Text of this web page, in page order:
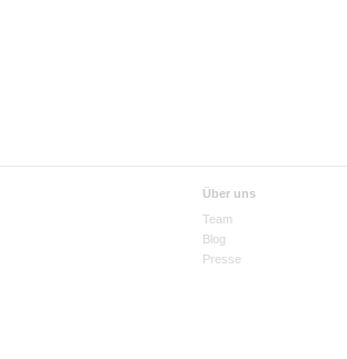
Über uns
Team
Blog
Presse